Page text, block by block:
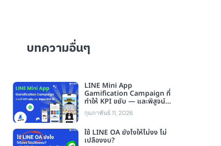
บทความอื่นๆ
LINE Mini App
Gamification Campaign ที่
ทำให้ KPI ขยับ — และพิสูจน์
ROI ได้
กุมภาพันธ์ 11, 2026
ใช้ LINE OA ยังไงให้ไม่งง ไม่
เปลืองงบ?